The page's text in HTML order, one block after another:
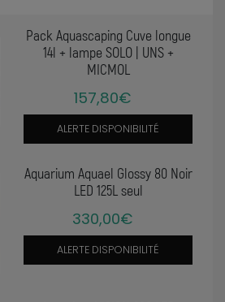
Pack Aquascaping Cuve longue
14l + lampe SOLO | UNS +
MICMOL
157,80€
ALERTE DISPONIBILITÉ
Aquarium Aquael Glossy 80 Noir
LED 125L seul
330,00€
ALERTE DISPONIBILITÉ